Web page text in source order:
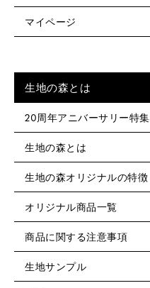
マイページ
生地の森とは
20周年アニバーサリー特集
生地の森とは
生地の森オリジナルの特徴
オリジナル商品一覧
商品に関する注意事項
生地サンプル